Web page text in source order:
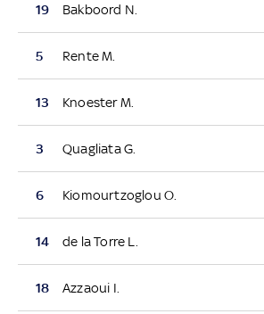
19 Bakboord N.
5 Rente M.
13 Knoester M.
3 Quagliata G.
6 Kiomourtzoglou O.
14 de la Torre L.
18 Azzaoui I.